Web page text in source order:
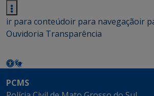
ir para conteúdoir para navegaçãoir
Ouvidoria Transparência
PCMS